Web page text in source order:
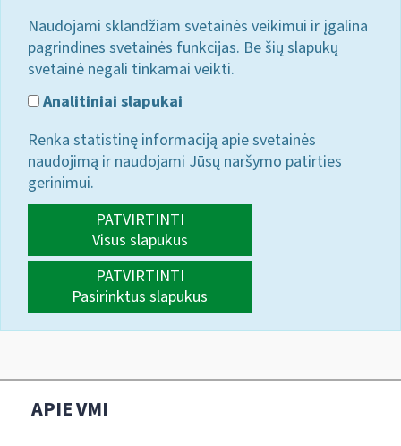
Naudojami sklandžiam svetainės veikimui ir įgalina
pagrindines svetainės funkcijas. Be šių slapukų
svetainė negali tinkamai veikti.
Analitiniai slapukai
Renka statistinę informaciją apie svetainės
naudojimą ir naudojami Jūsų naršymo patirties
gerinimui.
PATVIRTINTI
Visus slapukus
PATVIRTINTI
Pasirinktus slapukus
APIE VMI